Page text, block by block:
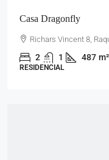
Casa Dragonfly
Richars Vincent 8,
2 1 487 m²
RESIDENCIAL